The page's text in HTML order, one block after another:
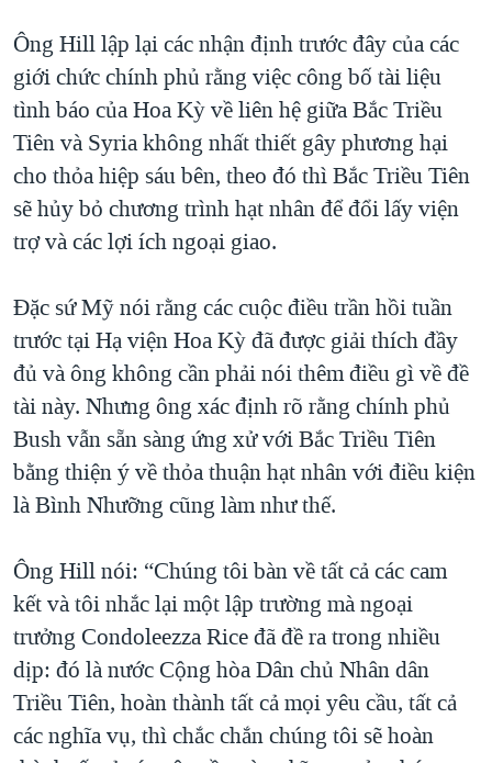
Ông Hill lập lại các nhận định trước đây của các
giới chức chính phủ rằng việc công bố tài liệu
tình báo của Hoa Kỳ về liên hệ giữa Bắc Triều
Tiên và Syria không nhất thiết gây phương hại
cho thỏa hiệp sáu bên, theo đó thì Bắc Triều Tiên
sẽ hủy bỏ chương trình hạt nhân để đổi lấy viện
trợ và các lợi ích ngoại giao.
Đặc sứ Mỹ nói rằng các cuộc điều trần hồi tuần
trước tại Hạ viện Hoa Kỳ đã được giải thích đầy
đủ và ông không cần phải nói thêm điều gì về đề
tài này. Nhưng ông xác định rõ rằng chính phủ
Bush vẫn sẵn sàng ứng xử với Bắc Triều Tiên
bằng thiện ý về thỏa thuận hạt nhân với điều kiện
là Bình Nhưỡng cũng làm như thế.
Ông Hill nói: “Chúng tôi bàn về tất cả các cam
kết và tôi nhắc lại một lập trường mà ngoại
trưởng Condoleezza Rice đã đề ra trong nhiều
dịp: đó là nước Cộng hòa Dân chủ Nhân dân
Triều Tiên, hoàn thành tất cả mọi yêu cầu, tất cả
các nghĩa vụ, thì chắc chắn chúng tôi sẽ hoàn